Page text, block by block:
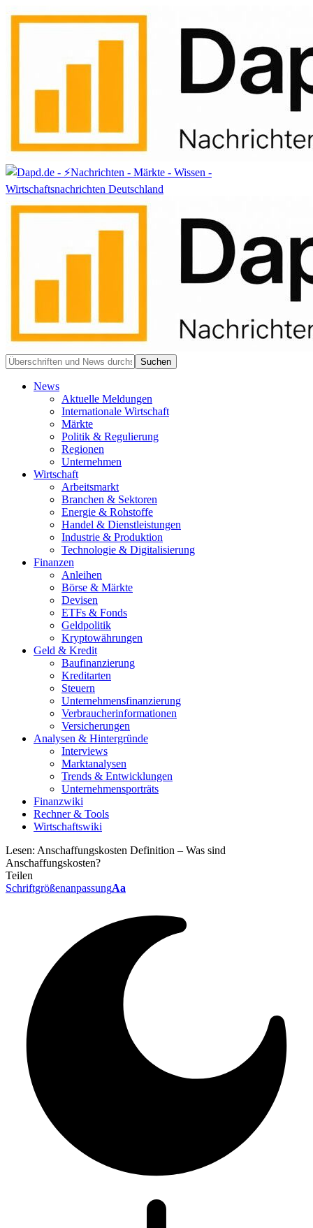
News
Aktuelle Meldungen
Internationale Wirtschaft
Märkte
Politik & Regulierung
Regionen
Unternehmen
Wirtschaft
Arbeitsmarkt
Branchen & Sektoren
Energie & Rohstoffe
Handel & Dienstleistungen
Industrie & Produktion
Technologie & Digitalisierung
Finanzen
Anleihen
Börse & Märkte
Devisen
ETFs & Fonds
Geldpolitik
Kryptowährungen
Geld & Kredit
Baufinanzierung
Kreditarten
Steuern
Unternehmensfinanzierung
Verbraucherinformationen
Versicherungen
Analysen & Hintergründe
Interviews
Marktanalysen
Trends & Entwicklungen
Unternehmensporträts
Finanzwiki
Rechner & Tools
Wirtschaftswiki
Lesen: Anschaffungskosten Definition – Was sind
Anschaffungskosten?
Teilen
SchriftgrößenanpassungAa